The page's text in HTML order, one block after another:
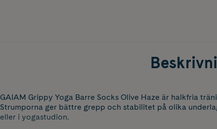
GAIAM Grippy Yoga Barre Socks Olive Haze är halkfria
Strumporna ger bättre grepp och stabilitet på olika
eller i yogastudion.